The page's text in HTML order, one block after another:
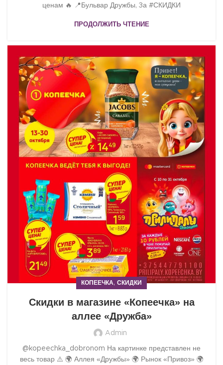
ценам 🔥 📍Бульвар Дружбы, 3а #СКИДКИ
ПРОДОЛЖИТЬ ЧТЕНИЕ
КОПЕЕЧКА, СКИДКИ
Скидки в магазине «Копеечка» на
аллее «Дружба»
Admin
@kopeechka_dobronom На картинке представлен не
весь товар ⚠️ 🌍 Аллея «Дружбы» 🌍 Рынок «Привоз» 🌍